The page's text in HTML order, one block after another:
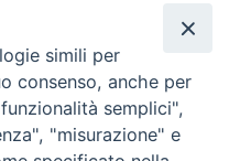
simili per
consenso, anche per
semplici",
"misurazione" e